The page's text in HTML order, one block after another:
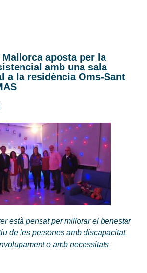
aposta per la
amb una sala
a la residència Oms-Sant
està pensat per millorar el benestar
de les persones amb discapacitat,
o amb necessitats